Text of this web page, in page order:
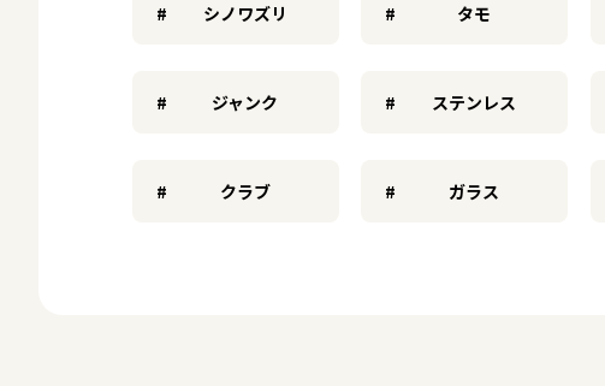
シノワズリ タモ
ジャンク ステンレス
クラブ ガラス